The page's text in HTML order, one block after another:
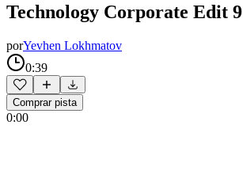
Technology Corporate Edit 9
porYevhen Lokhmatov
0:39
Comprar pista
0:00